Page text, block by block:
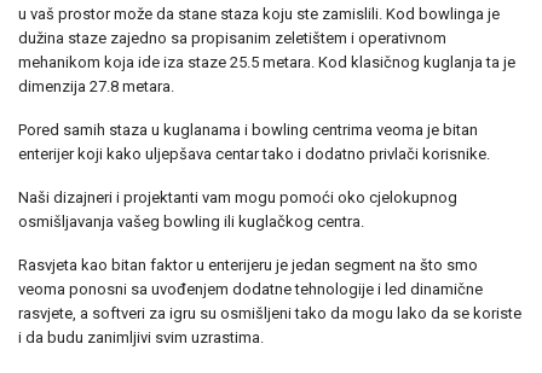
u vaš prostor može da stane staza koju ste zamislili. Kod bowlinga je
dužina staze zajedno sa propisanim zeletištem i operativnom
mehanikom koja ide iza staze 25.5 metara. Kod klasičnog kuglanja ta je
dimenzija 27.8 metara.
Pored samih staza u kuglanama i bowling centrima veoma je bitan
enterijer koji kako uljepšava centar tako i dodatno privlači korisnike.
Naši dizajneri i projektanti vam mogu pomoći oko cjelokupnog
osmišljavanja vašeg bowling ili kuglačkog centra.
Rasvjeta kao bitan faktor u enterijeru je jedan segment na što smo
veoma ponosni sa uvođenjem dodatne tehnologije i led dinamične
rasvjete, a softveri za igru su osmišljeni tako da mogu lako da se koriste
i da budu zanimljivi svim uzrastima.